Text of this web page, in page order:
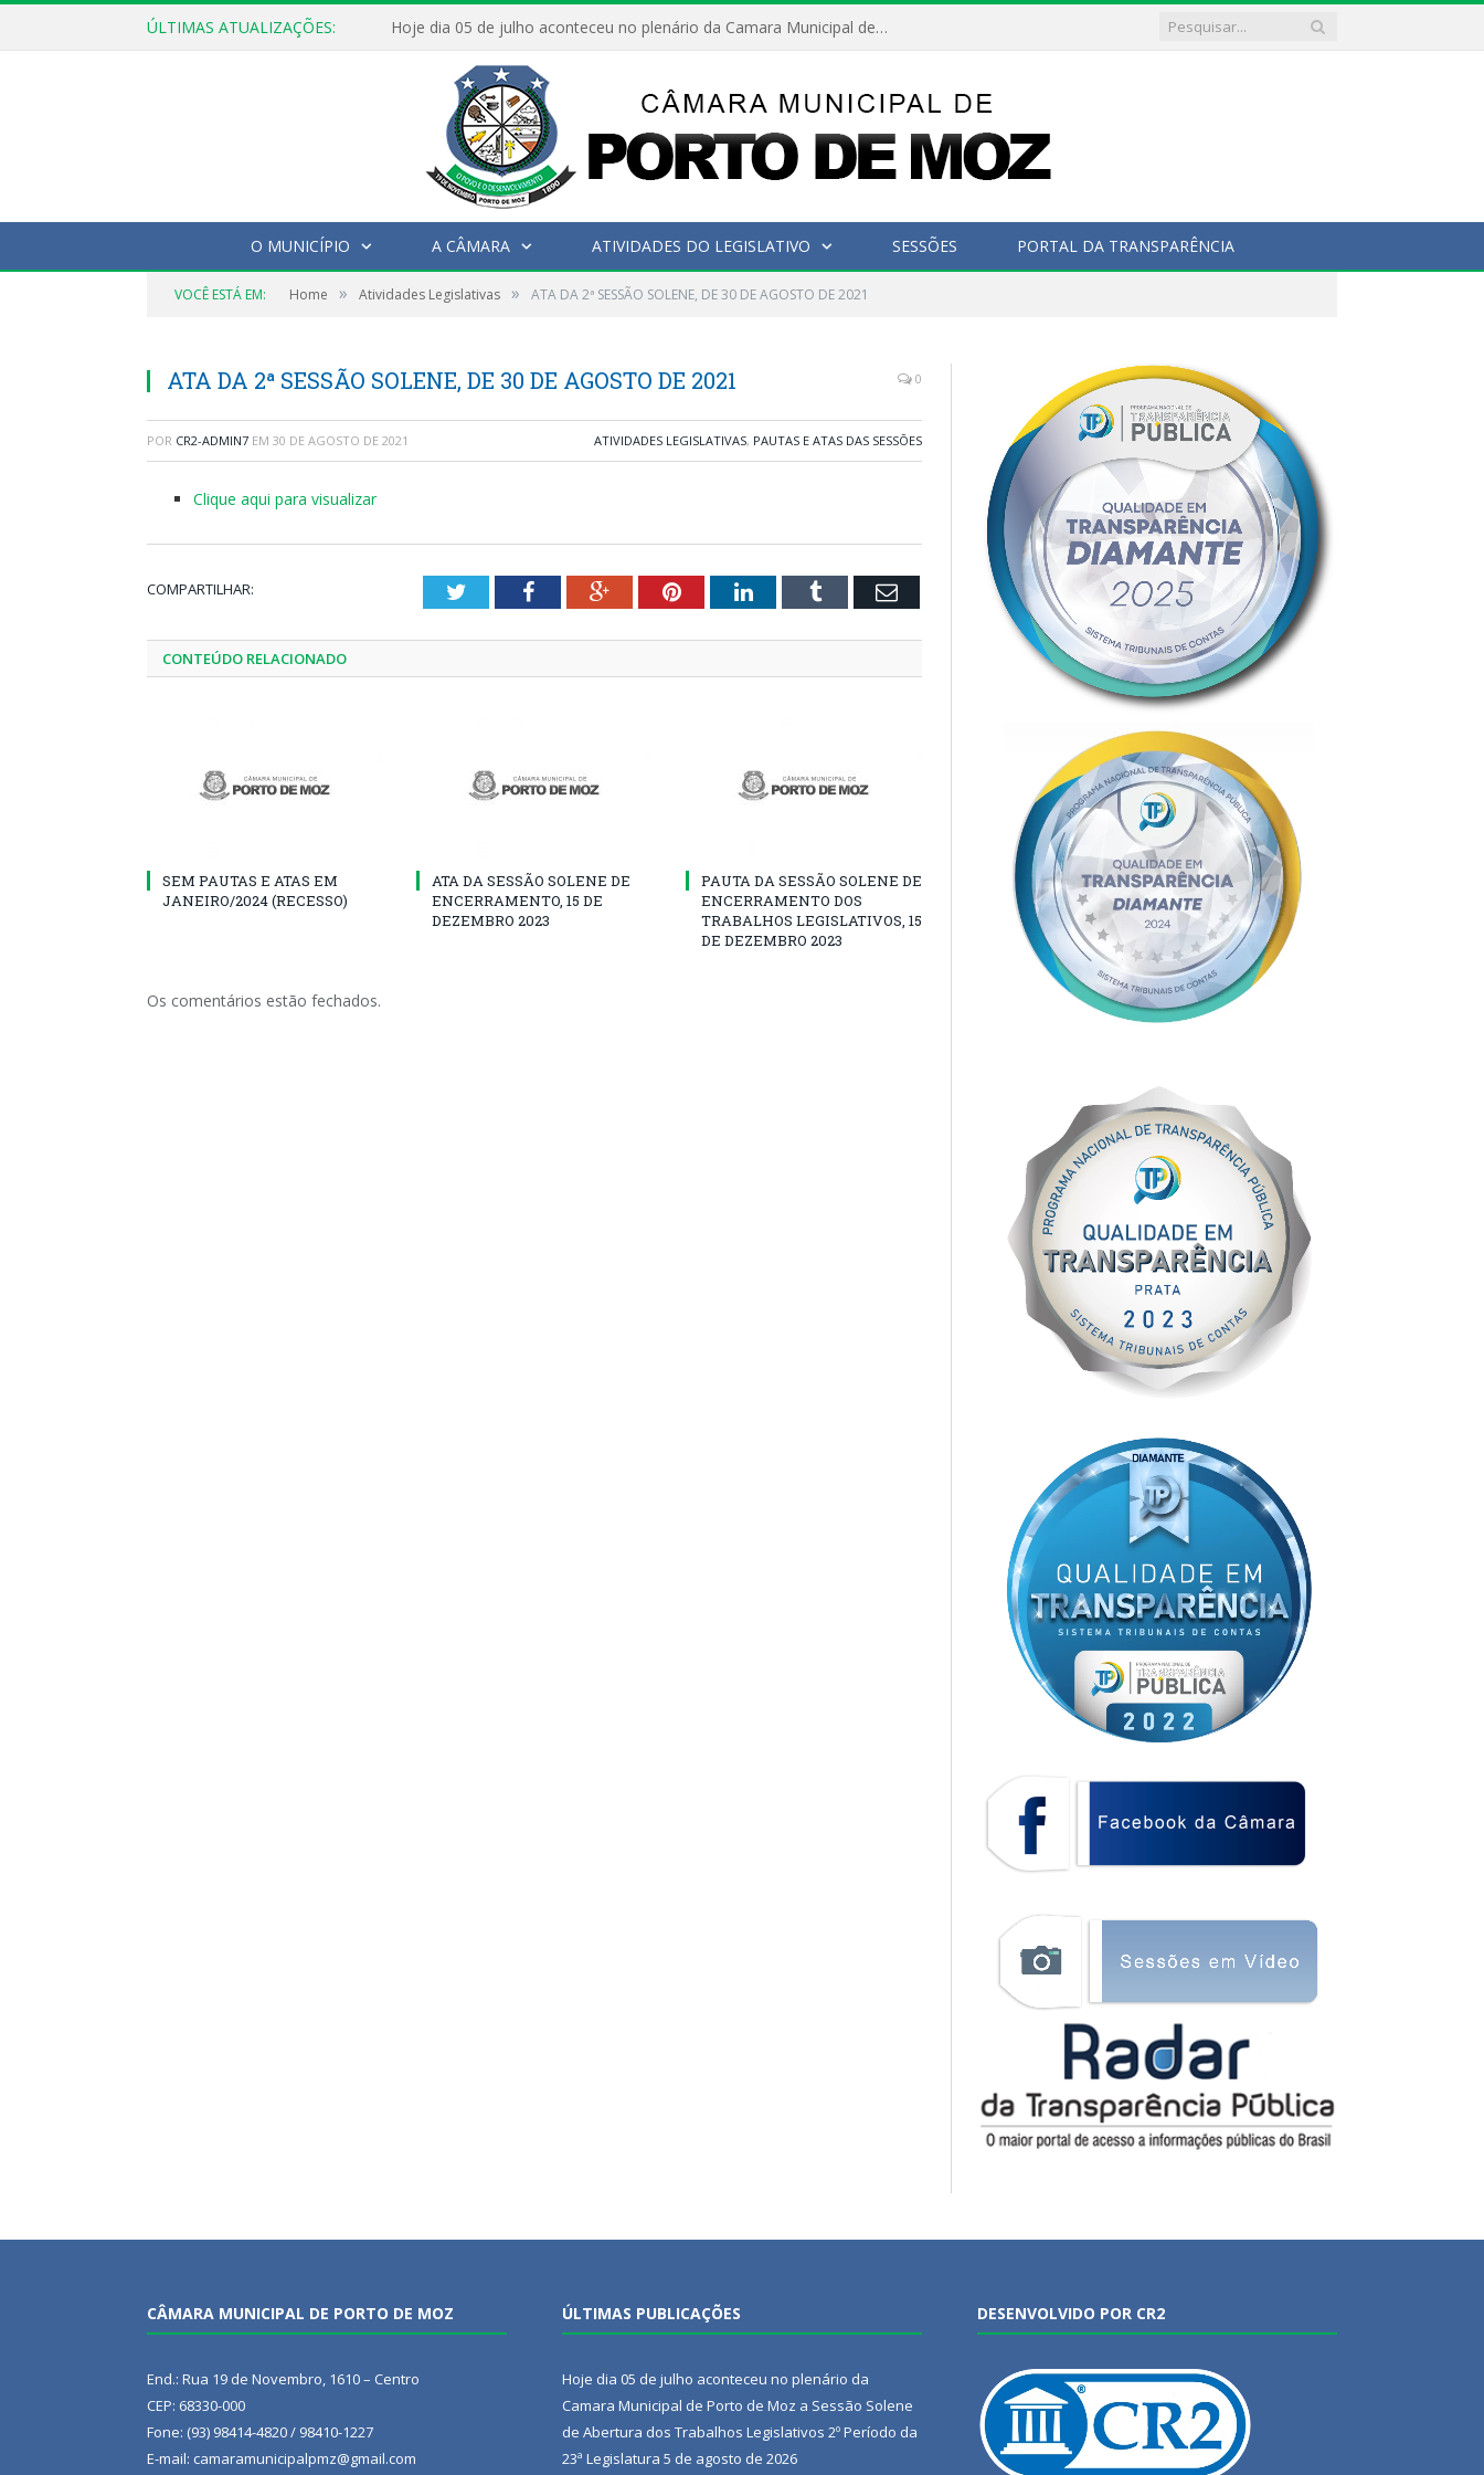
ÚLTIMAS ATUALIZAÇÕES: Hoje dia 05 de julho aconteceu no plenário da Camara Municipal de Porto de Moz a Sessão Solene de Abertura dos Trabalhos Legislativos 2º Período da 23ª Legislatura
O MUNICÍPIO A CÂMARA ATIVIDADES DO LEGISLATIVO SESSÕES PORTAL DA TRANSPARÊNCIA
VOCÊ ESTÁ EM: Home » Atividades Legislativas » ATA DA 2ª SESSÃO SOLENE, DE 30 DE AGOSTO DE 2021
ATA DA 2ª SESSÃO SOLENE, DE 30 DE AGOSTO DE 2021 0
POR CR2-ADMIN7 EM 30 DE AGOSTO DE 2021 ATIVIDADES LEGISLATIVAS, PAUTAS E ATAS DAS SESSÕES
Clique aqui para visualizar
COMPARTILHAR: TwitterFacebookGoogle+PinterestLinkedInTumblr Email
CONTEÚDO RELACIONADO
SEM PAUTAS E ATAS EM
JANEIRO/2024 (RECESSO)
ATA DA SESSÃO SOLENE DE
ENCERRAMENTO, 15 DE
DEZEMBRO 2023
PAUTA DA SESSÃO SOLENE DE
ENCERRAMENTO DOS
TRABALHOS LEGISLATIVOS, 15
DE DEZEMBRO 2023
Os comentários estão fechados.
CÂMARA MUNICIPAL DE PORTO DE MOZ
End.: Rua 19 de Novembro, 1610 – Centro
CEP: 68330-000
Fone: (93) 98414-4820 / 98410-1227
E-mail: camaramunicipalpmz@gmail.com
ÚLTIMAS PUBLICAÇÕES
Hoje dia 05 de julho aconteceu no plenário da
Camara Municipal de Porto de Moz a Sessão Solene
de Abertura dos Trabalhos Legislativos 2º Período da
23ª Legislatura 5 de agosto de 2026
DESENVOLVIDO POR CR2